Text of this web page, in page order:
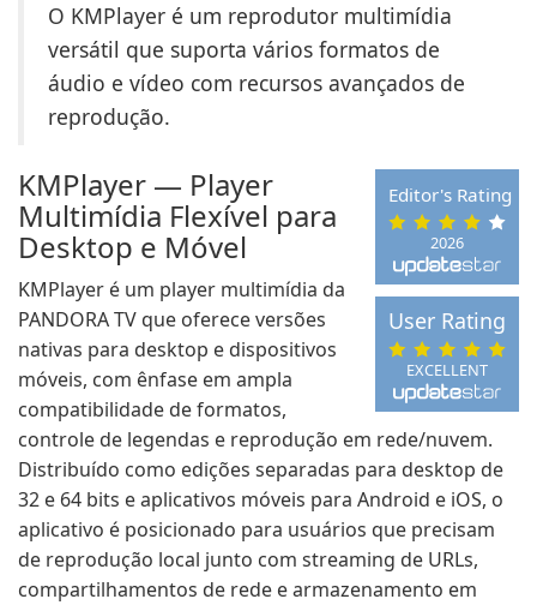
O KMPlayer é um reprodutor multimídia
versátil que suporta vários formatos de
áudio e vídeo com recursos avançados de
reprodução.
2026
Editor's Rating
EXCELLENT
User Rating
KMPlayer — Player
Multimídia Flexível para
Desktop e Móvel
KMPlayer é um player multimídia da
PANDORA TV que oferece versões
nativas para desktop e dispositivos
móveis, com ênfase em ampla
compatibilidade de formatos,
controle de legendas e reprodução em rede/nuvem.
Distribuído como edições separadas para desktop de
32 e 64 bits e aplicativos móveis para Android e iOS, o
aplicativo é posicionado para usuários que precisam
de reprodução local junto com streaming de URLs,
compartilhamentos de rede e armazenamento em